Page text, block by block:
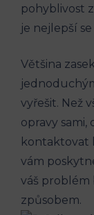
pohyblivost
je nejlepší
Většina
vyřešit. Než
opravy
kontaktovat
vám
váš problém
způsobem.